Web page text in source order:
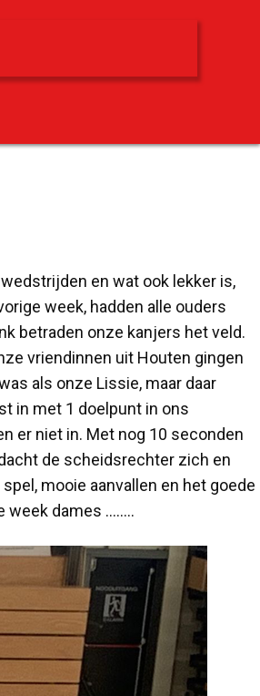
en wat ook lekker is,
week, hadden alle ouders
betraden onze kanjers het veld.
vriendinnen uit Houten gingen
als onze Lissie, maar daar
in met 1 doelpunt in ons
er niet in. Met nog 10 seconden
de scheidsrechter zich en
mooie aanvallen en het goede
week dames ……..